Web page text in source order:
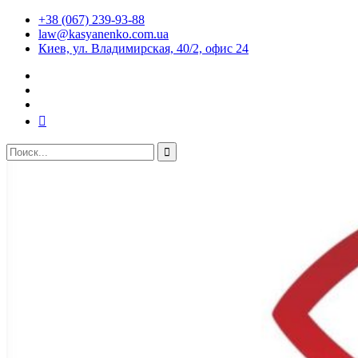
+38 (067) 239-93-88
law@kasyanenko.com.ua
Киев, ул. Владимирская, 40/2, офис 24